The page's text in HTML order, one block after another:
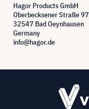
Hagor Products GmbH
Oberbecksener Straße 97
32547 Bad Oeynhausen
Germany
info@hagor.de